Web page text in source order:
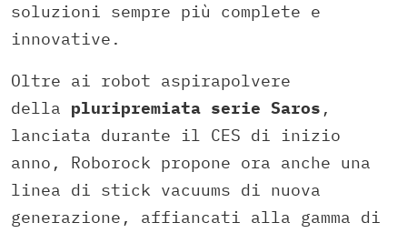
soluzioni sempre più complete e
innovative.
Oltre ai robot aspirapolvere
della pluripremiata serie Saros ,
lanciata durante il CES di inizio
anno, Roborock propone ora anche una
linea di stick vacuums di nuova
generazione, affiancati alla gamma di